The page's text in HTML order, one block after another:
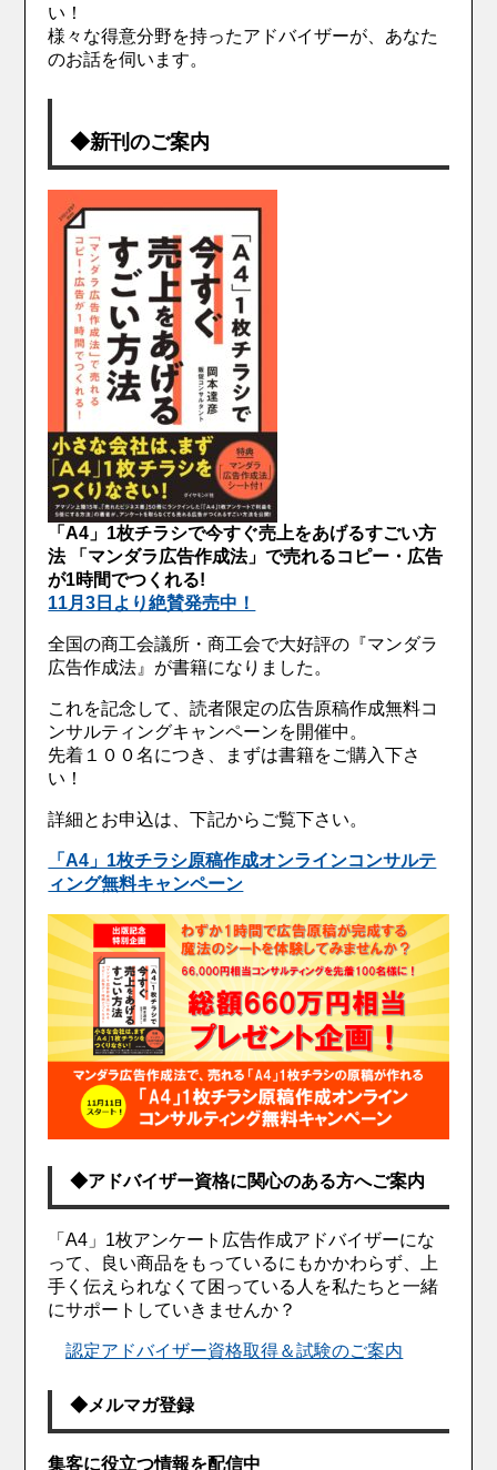
い！
様々な得意分野を持ったアドバイザーが、あなた
のお話を伺います。
◆新刊のご案内
「A4」1枚チラシで今すぐ売上をあげるすごい方
法 「マンダラ広告作成法」で売れるコピー・広告
が1時間でつくれる!
11月3日より絶賛発売中！
全国の商工会議所・商工会で大好評の『マンダラ
広告作成法』が書籍になりました。
これを記念して、読者限定の広告原稿作成無料コ
ンサルティングキャンペーンを開催中。
先着１００名につき、まずは書籍をご購入下さ
い！
詳細とお申込は、下記からご覧下さい。
「A4」1枚チラシ原稿作成オンラインコンサルテ
ィング無料キャンペーン
◆アドバイザー資格に関心のある方へご案内
「A4」1枚アンケート広告作成アドバイザーにな
って、良い商品をもっているにもかかわらず、上
手く伝えられなくて困っている人を私たちと一緒
にサポートしていきませんか？
認定アドバイザー資格取得＆試験のご案内
◆メルマガ登録
集客に役立つ情報を配信中